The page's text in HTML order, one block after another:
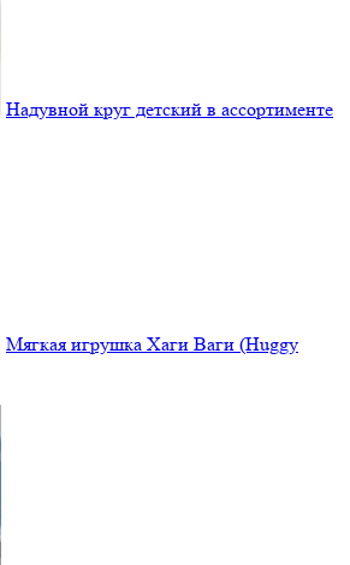
Надувной круг детский в ассортименте
Мягкая игрушка Хаги Ваги (Huggy